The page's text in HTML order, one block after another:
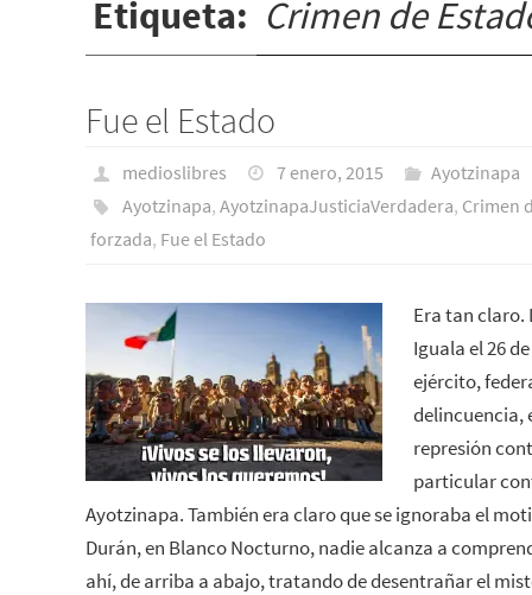
Etiqueta: Crimen de
Fue el Estado
medioslibres 7 enero, 2015
Ayotzinapa
Ayotzinapa, AyotzinapaJusticiaVerdadera, Crimen
forzada, Fue el Estado
Era tan claro.
Iguala el 26
ejército,
delincuencia,
represión
particular
Ayotzinapa. También era claro que se ignoraba el
Durán, en Blanco Nocturno, nadie alcanza a
ahí, de arriba a abajo, tratando de desentrañar el